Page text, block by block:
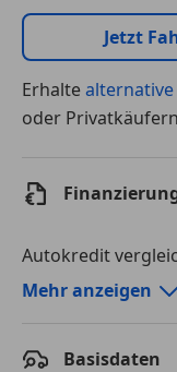
Jetzt
Erhalte
oder
Autokredit
Autokredit-
Mehr anzeigen
Basisdaten